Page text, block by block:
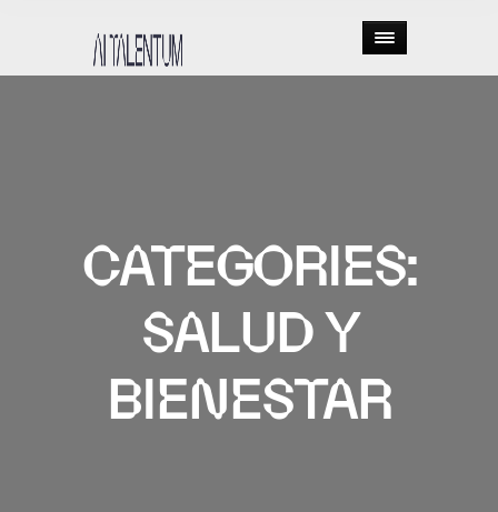
CATEGORIES:
SALUD Y
BIENESTAR